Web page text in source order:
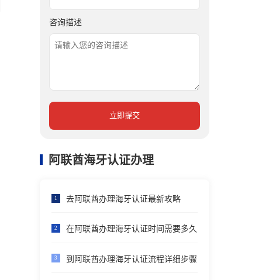
咨询描述
立即提交
阿联酋海牙认证办理
1 去阿联酋办理海牙认证最新攻略
2 在阿联酋办理海牙认证时间需要多久
3 到阿联酋办理海牙认证流程详细步骤